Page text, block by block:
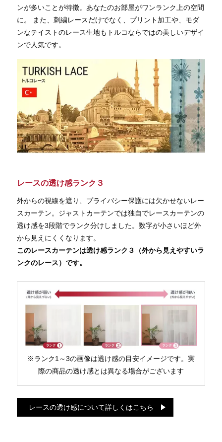
ンが多いことが特徴。あなたのお部屋がワンランク上の空間
に。 また、刺繍レースだけでなく、プリント加工や、モダ
ンなテイストのレース生地もトルコならではの美しいデザイ
ンで人気です。
レースの透け感ランク３
外からの視線を遮り、プライバシー保護には欠かせないレー
スカーテン。ジャストカーテンでは独自でレースカーテンの
透け感を3段階でランク分けしました。数字が小さいほど外
から見えにくくなります。
このレースカーテンは透け感ランク３（外から見えやすいラ
ンクのレース）です。
※ランク1～3の画像は透け感の目安イメージです。実
際の商品の透け感とは異なる場合がございます
レースの透け感について詳しくはこちら